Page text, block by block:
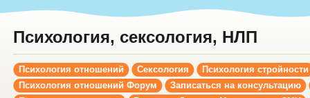
Психология, сексология, НЛП
Психология отношений Сексология
Психология стройности
Психология отношений Форум
Записаться на консультацию